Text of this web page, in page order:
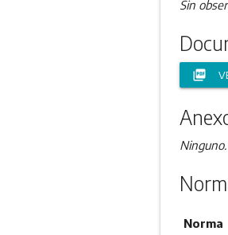
Sin
picture_as_pdf
Ninguno.
Norma